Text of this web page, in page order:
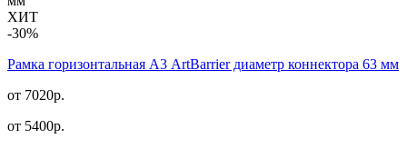
ХИТ
-30%
Рамка горизонтальная А3 ArtBarrier диаметр коннектора 63 мм
от 7020р.
от 5400р.